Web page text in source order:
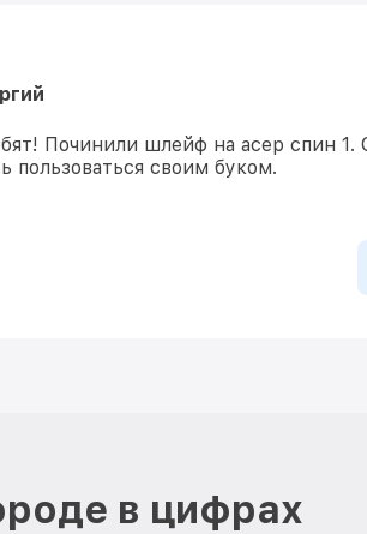
Починили шлейф на асер спин 1.
пользоваться своим буком.
в цифрах